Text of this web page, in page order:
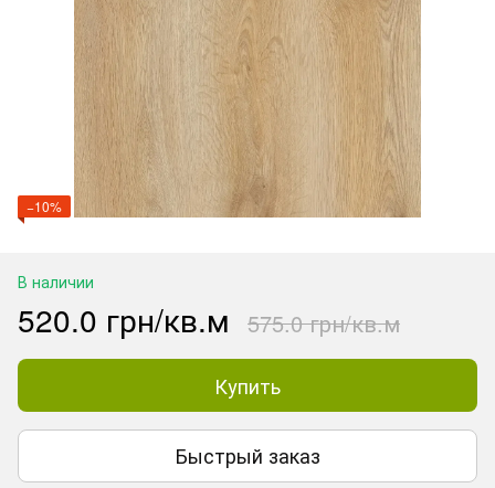
−10%
В наличии
520.0 грн/кв.м 575.0 грн/кв.м
Купить
Быстрый заказ